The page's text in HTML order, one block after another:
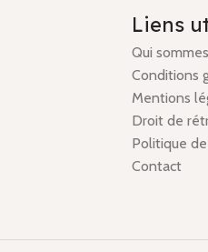
Liens
Qui
Conditions
Mentions
Droit de
Politique
Contact